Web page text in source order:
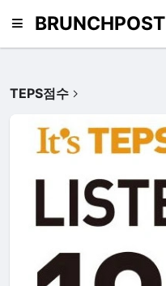
BRUNCHPOST
TEPS점수